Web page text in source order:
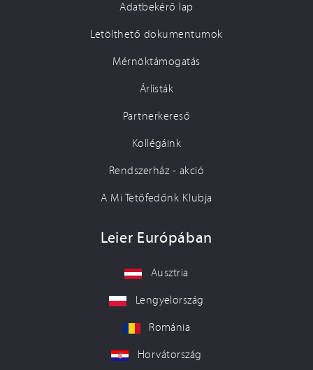
Adatbekérő lap
Letölthető dokumentumok
Mérnöktámogatás
Árlisták
Partnerkereső
Kollégáink
Rendszerház - akció
A Mi Tetőfedőnk Klubja
Leier Európában
Ausztria
Lengyelország
Románia
Horvátország